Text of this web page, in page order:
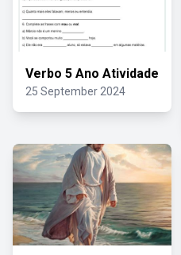
Verbo 5 Ano Atividade
25 September 2024